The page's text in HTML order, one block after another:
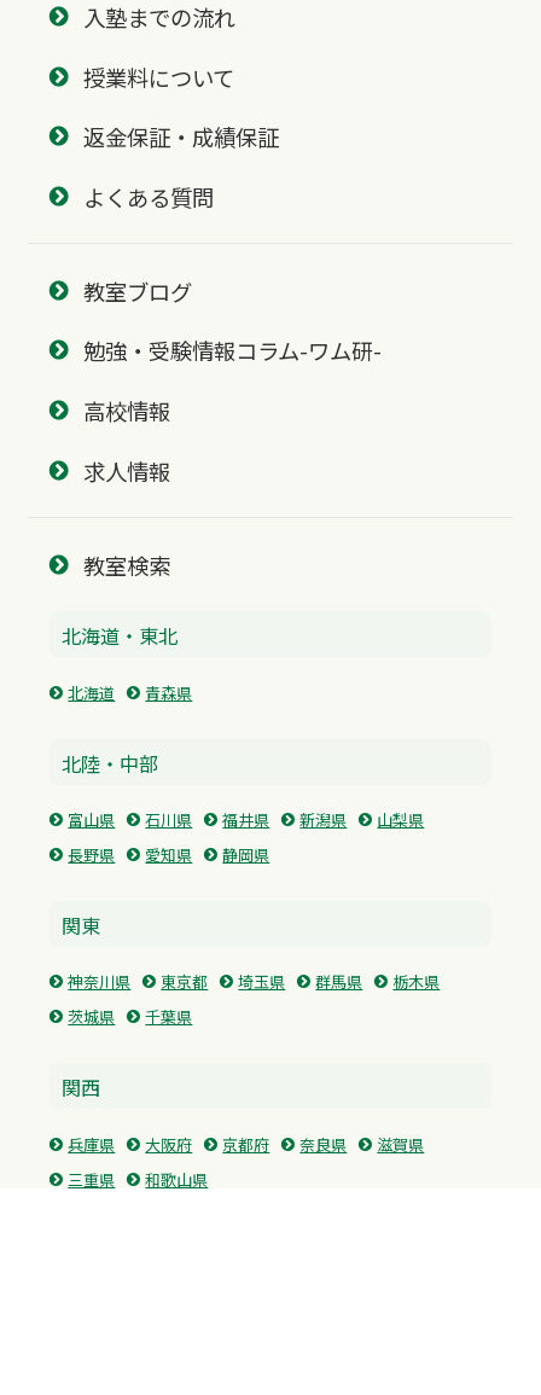
入塾までの流れ
授業料について
返金保証・成績保証
よくある質問
教室ブログ
勉強・受験情報コラム-ワム研-
高校情報
求人情報
教室検索
北海道・東北
北海道 青森県
北陸・中部
富山県 石川県 福井県 新潟県
山梨県
長野県
愛知県 静岡県
関東
神奈川県 東京都 埼玉県 群馬県
栃木県
茨城県
千葉県
関西
兵庫県 大阪府 京都府 奈良県
滋賀県
三重県
和歌山県